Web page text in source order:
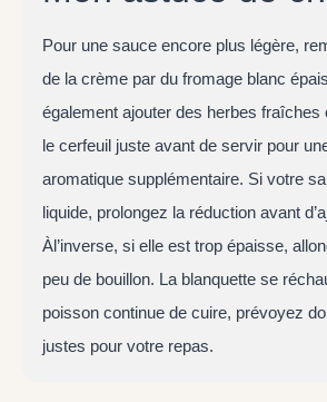
Pour une sauce encore plus légère,
de la crème par du fromage blanc
également ajouter des herbes fraîches
le cerfeuil juste avant de servir pour
aromatique supplémentaire. Si votre
liquide, prolongez la réduction avant
Àl’inverse, si elle est trop épaisse,
peu de bouillon. La blanquette se
poisson continue de cuire, prévoyez
justes pour votre repas.